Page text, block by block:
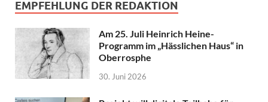
EMPFEHLUNG DER REDAKTION
Am 25. Juli Heinrich Heine-
Programm im „Hässlichen Haus“ in
Oberrosphe
30. Juni 2026